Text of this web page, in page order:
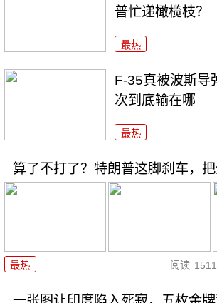
普忙递橄榄枝？
最热
F-35真被波斯导
次到底输在哪
最热
算了不打了？特朗普这脚刹车，
最热 阅读